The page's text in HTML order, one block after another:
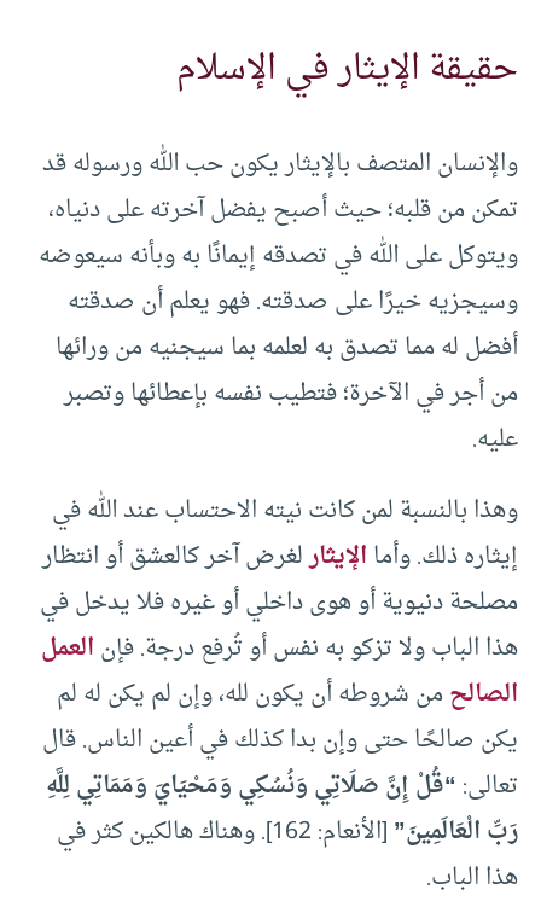
حقيقة الإيثار في الإسلام
والإنسان المتصف بالإيثار يكون حب الله ورسوله قد
تمكن من قلبه؛ حيث أصبح يفضل آخرته على دنياه،
ويتوكل على الله في تصدقه إيمانًا به وبأنه سيعوضه
وسيجزيه خيرًا على صدقته. فهو يعلم أن صدقته
أفضل له مما تصدق به لعلمه بما سيجنيه من ورائها
من أجر في الآخرة؛ فتطيب نفسه بإعطائها وتصبر
عليه.
وهذا بالنسبة لمن كانت نيته الاحتساب عند الله في
إيثاره ذلك. وأماالإيثارلغرض آخر كالعشق أو انتظار
مصلحة دنيوية أو هوى داخلي أو غيره فلا يدخل في
هذا الباب ولا تزكو به نفس أو تُرفع درجة. فإنالعمل
الصالحمن شروطه أن يكون لله، وإن لم يكن له لم
يكن صالحًا حتى وإن بدا كذلك في أعين الناس. قال
تعالى: “قُلْ إِنَّ صَلَاتِي وَنُسُكِي وَمَحْيَايَ وَمَمَاتِي لِلَّهِ
رَبِّ الْعَالَمِينَ”
[الأنعام: 162]. وهناك هالكين كثر في
هذا الباب.